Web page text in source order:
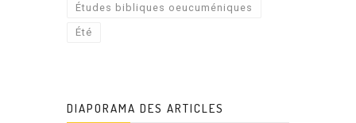
Études bibliques oeucuméniques
Été
DIAPORAMA DES ARTICLES